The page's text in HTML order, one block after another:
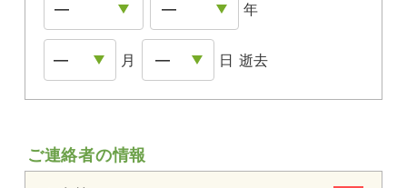
年
月 日 逝去
ご連絡者の情報